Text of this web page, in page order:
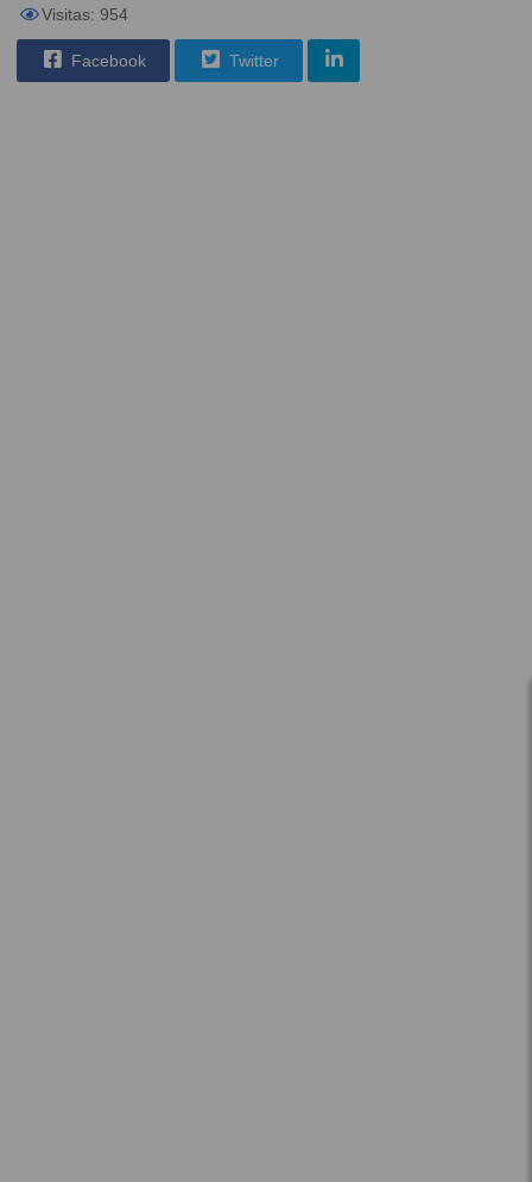
Visitas: 954
Facebook Twitter